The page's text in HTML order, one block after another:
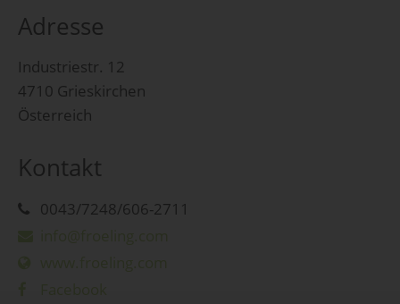
Adresse
Industriestr. 12
4710 Grieskirchen
Österreich
Kontakt
0043/7248/606-2711